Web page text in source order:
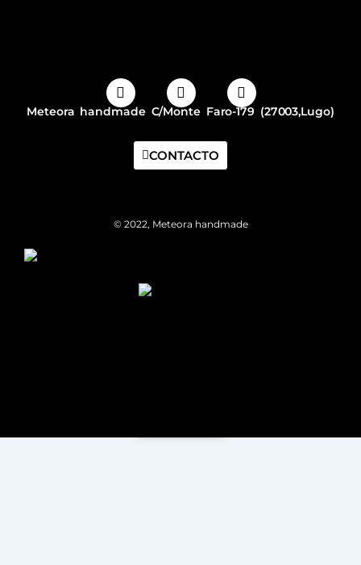
Meteora handmade C/Monte Faro-179 (27003,Lugo)
CONTACTO
© 2022, Meteora handmade